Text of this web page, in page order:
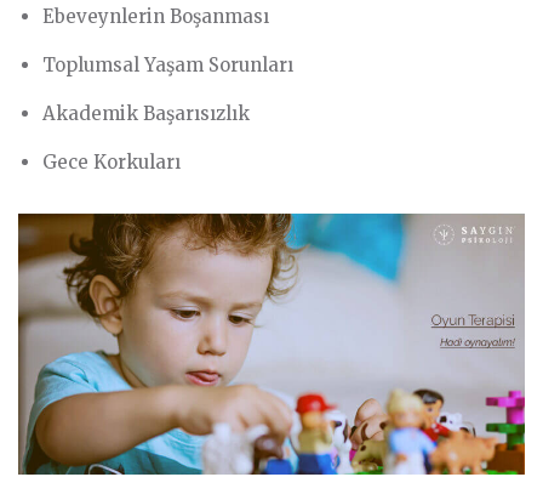
Ebeveynlerin Boşanması
Toplumsal Yaşam Sorunları
Akademik Başarısızlık
Gece Korkuları